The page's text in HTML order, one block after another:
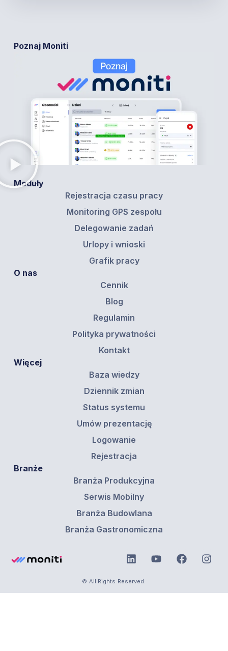
Moduły
Rejestracja czasu pracy
Monitoring GPS zespołu
Delegowanie zadań
Urlopy i wnioski
Grafik pracy
O nas
Cennik
Blog
Regulamin
Polityka prywatności
Kontakt
Więcej
Baza wiedzy
Dziennik zmian
Status systemu
Umów prezentację
Logowanie
Rejestracja
Poznaj Moniti
Branże
Branża Produkcyjna
Serwis Mobilny
Branża Budowlana
Branża Gastronomiczna
© All Rights Reserved.